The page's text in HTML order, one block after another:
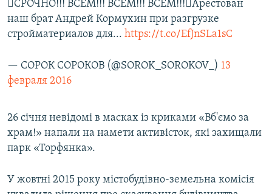
󾟹СРОЧНО!!! ВСЕМ!!! ВСЕМ!!! ВСЕМ!!!󾟹Арестован
наш брат Андрей Кормухин при разгрузке
стройматериалов для... https://t.co/EfJnSLa1sC
— СОРОК СОРОКОВ (@SOROK_SOROKOV_) 13
февраля 2016
26 січня невідомі в масках із криками «Вб'ємо за
храм!» напали на намети активісток, які захищали
парк «Торфянка».
У жовтні 2015 року містобудівно-земельна комісія